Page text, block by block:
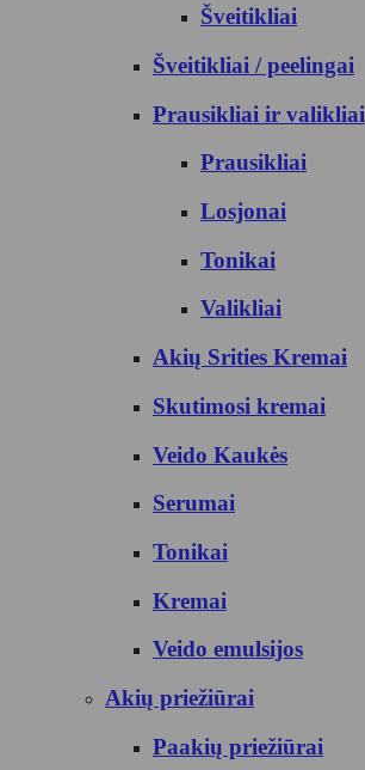
Šveitikliai
Šveitikliai / peelingai
Prausikliai ir valikliai
Prausikliai
Losjonai
Tonikai
Valikliai
Akių Srities Kremai
Skutimosi kremai
Veido Kaukės
Serumai
Tonikai
Kremai
Veido emulsijos
Akių priežiūrai
Paakių priežiūrai